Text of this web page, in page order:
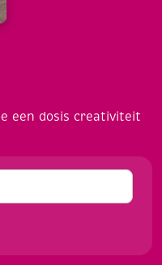
een dosis creativiteit